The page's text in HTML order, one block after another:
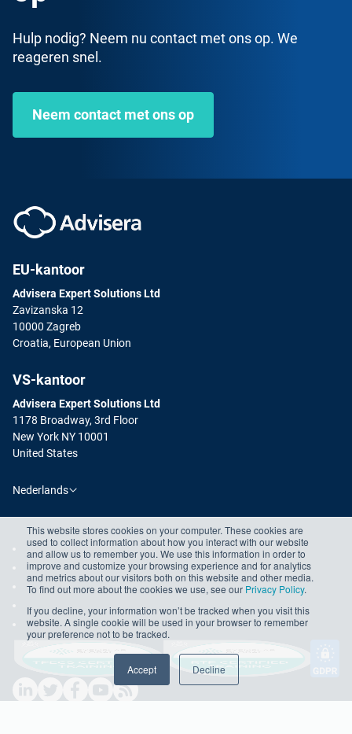
This website stores cookies on your computer. These cookies are
used to collect information about how you interact with our website
and allow us to remember you. We use this information in order to
improve and customize your browsing experience and for analytics
and metrics about our visitors both on this website and other media.
To find out more about the cookies we use, see our Privacy Policy.
If you decline, your information won’t be tracked when you visit this
website. A single cookie will be used in your browser to remember
your preference not to be tracked.
Accept Decline
Hulp nodig? Neem nu contact met ons op. We
reageren snel.
Neem contact met ons op
EU-kantoor
Advisera Expert Solutions Ltd
Zavizanska 12
10000 Zagreb
Croatia, European Union
VS-kantoor
Advisera Expert Solutions Ltd
1178 Broadway, 3rd Floor
New York NY 10001
United States
Nederlands